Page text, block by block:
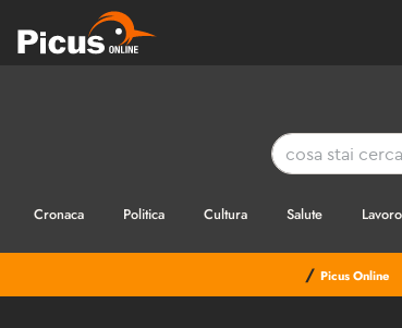
Cronaca Politica Cultura Salute Lavoro
/ Picus Online